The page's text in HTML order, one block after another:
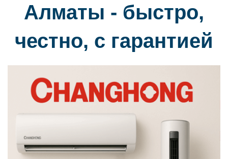
Алматы - быстро,
честно, с гарантией